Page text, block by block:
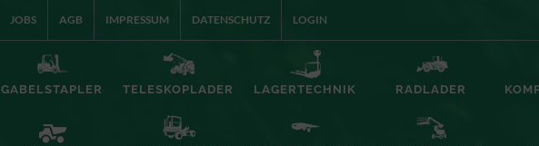
JOBS AGB IMPRESSUM DATENSCHUTZ LOGIN
GABELSTAPLER TELESKOPLADER LAGERTECHNIK RADLADER